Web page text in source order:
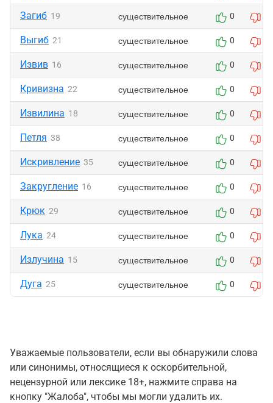
Загиб 19 существительное 0
Выгиб 21 существительное 0
Извив 16 существительное 0
Кривизна 22 существительное 0
Извилина 18 существительное 0
Петля 38 существительное 0
Искривление 35 существительное 0
Закругление 16 существительное 0
Крюк 29 существительное 0
Лука 24 существительное 0
Излучина 15 существительное 0
Дуга 25 существительное 0
Уважаемые пользователи, если вы обнаружили слова
или синонимы, относящиеся к оскорбительной,
нецензурной или лексике 18+, нажмите справа на
кнопку "Жалоба", чтобы мы могли удалить их.